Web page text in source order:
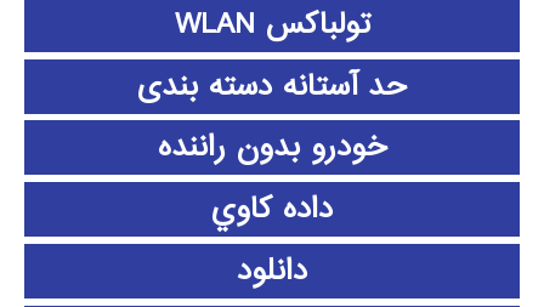
تولباکس WLAN
حد آستانه دسته بندی
خودرو بدون راننده
داده كاوي
دانلود